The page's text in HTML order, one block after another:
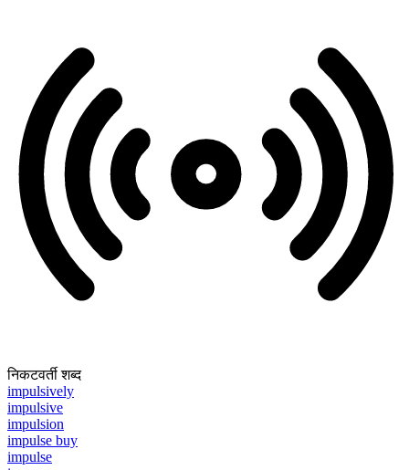
निकटवर्ती शब्द
impulsively
impulsive
impulsion
impulse buy
impulse